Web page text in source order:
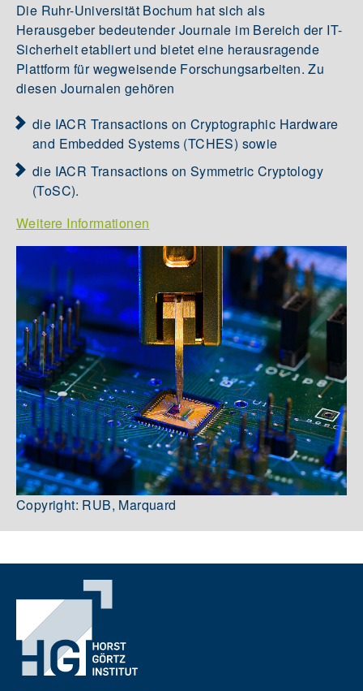
Die Ruhr-Universität Bochum hat sich als
Herausgeber bedeutender Journale im Bereich der IT-
Sicherheit etabliert und bietet eine herausragende
Plattform für wegweisende Forschungsarbeiten. Zu
diesen Journalen gehören
die IACR Transactions on Cryptographic Hardware
and Embedded Systems (TCHES) sowie
die IACR Transactions on Symmetric Cryptology
(ToSC).
Weitere Informationen
Copyright: RUB, Marquard